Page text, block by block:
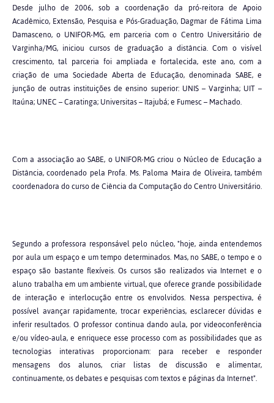
Desde julho de 2006, sob a coordenação da pró-reitora de Apoio
Acadêmico, Extensão, Pesquisa e Pós-Graduação, Dagmar de Fátima Lima
Damasceno, o UNIFOR-MG, em parceria com o Centro Universitário de
Varginha/MG, iniciou cursos de graduação a distância. Com o visível
crescimento, tal parceria foi ampliada e fortalecida, este ano, com a
criação de uma Sociedade Aberta de Educação, denominada SABE, e
junção de outras instituições de ensino superior: UNIS – Varginha; UIT –
Itaúna; UNEC – Caratinga; Universitas – Itajubá; e Fumesc – Machado.
Com a associação ao SABE, o UNIFOR-MG criou o Núcleo de Educação a
Distância, coordenado pela Profa. Ms. Paloma Maira de Oliveira, também
coordenadora do curso de Ciência da Computação do Centro Universitário.
Segundo a professora responsável pelo núcleo, "hoje, ainda entendemos
por aula um espaço e um tempo determinados. Mas, no SABE, o tempo e o
espaço são bastante flexíveis. Os cursos são realizados via Internet e o
aluno trabalha em um ambiente virtual, que oferece grande possibilidade
de interação e interlocução entre os envolvidos. Nessa perspectiva, é
possível avançar rapidamente, trocar experiências, esclarecer dúvidas e
inferir resultados. O professor continua dando aula, por videoconferência
e/ou vídeo-aula, e enriquece esse processo com as possibilidades que as
tecnologias interativas proporcionam: para receber e responder
mensagens dos alunos, criar listas de discussão e alimentar,
continuamente, os debates e pesquisas com textos e páginas da Internet".